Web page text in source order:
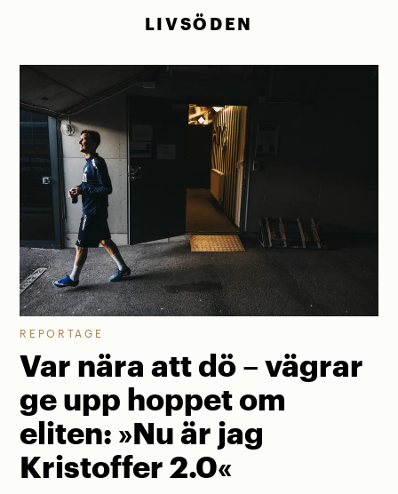
LIVSÖDEN
REPORTAGE
Var nära att dö – vägrar
ge upp hoppet om
eliten: »Nu är jag
Kristoffer 2.0«